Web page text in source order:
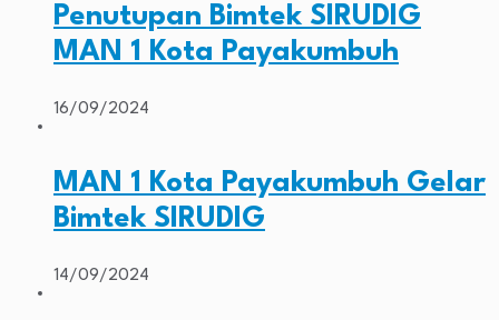
Penutupan Bimtek SIRUDIG
MAN 1 Kota Payakumbuh
16/09/2024
MAN 1 Kota Payakumbuh Gelar
Bimtek SIRUDIG
14/09/2024